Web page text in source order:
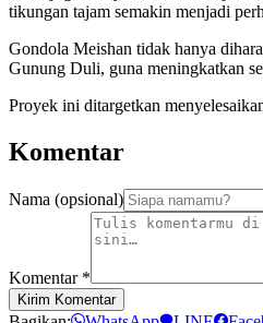
tikungan tajam semakin menjadi
Gondola Meishan tidak hanya
Gunung Duli, guna meningkatkan
Proyek ini ditargetkan
Komentar
Nama (opsional)
Komentar *
Kirim Komentar